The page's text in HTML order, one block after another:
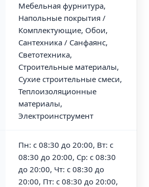
Мебельная фурнитура,
Напольные покрытия /
Комплектующие, Обои,
Сантехника / Санфаянс,
Светотехника,
Строительные материалы,
Сухие строительные смеси,
Теплоизоляционные
материалы,
Электроинструмент
Пн: с 08:30 до 20:00, Вт: с
08:30 до 20:00, Ср: с 08:30
до 20:00, Чт: с 08:30 до
20:00, Пт: с 08:30 до 20:00,